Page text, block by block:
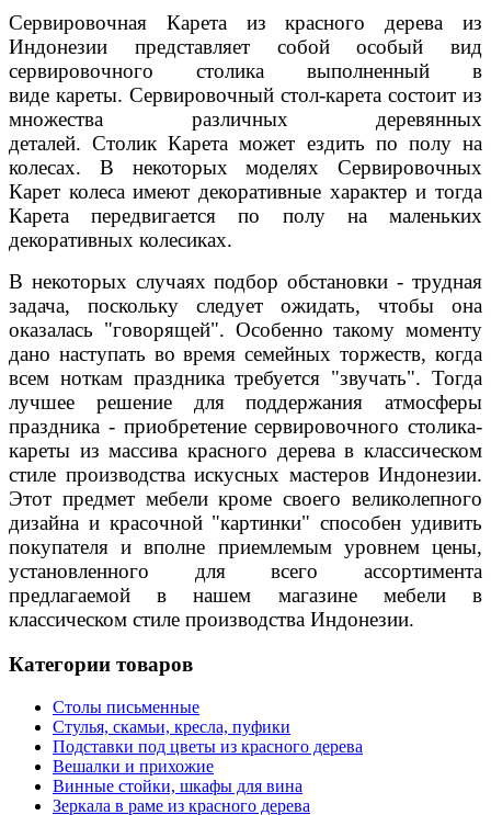
Сервировочная Карета из красного дерева из
Индонезии представляет собой особый вид
сервировочного столика выполненный в
виде кареты. Сервировочный стол-карета состоит из
множества различных деревянных
деталей. Столик Карета может ездить по полу на
колесах. В некоторых моделях Сервировочных
Карет колеса имеют декоративные характер и тогда
Карета передвигается по полу на маленьких
декоративных колесиках.
В некоторых случаях подбор обстановки - трудная
задача, поскольку следует ожидать, чтобы она
оказалась "говорящей". Особенно такому моменту
дано наступать во время семейных торжеств, когда
всем ноткам праздника требуется "звучать". Тогда
лучшее решение для поддержания атмосферы
праздника - приобретение сервировочного столика-
кареты из массива красного дерева в классическом
стиле производства искусных мастеров Индонезии.
Этот предмет мебели кроме своего великолепного
дизайна и красочной "картинки" способен удивить
покупателя и вполне приемлемым уровнем цены,
установленного для всего ассортимента
предлагаемой в нашем магазине мебели в
классическом стиле производства Индонезии.
Категории товаров
Столы письменные
Стулья, скамьи, кресла, пуфики
Подставки под цветы из красного дерева
Вешалки и прихожие
Винные стойки, шкафы для вина
Зеркала в раме из красного дерева